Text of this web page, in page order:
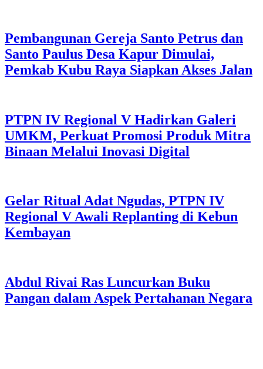
Pembangunan Gereja Santo Petrus dan
Santo Paulus Desa Kapur Dimulai,
Pemkab Kubu Raya Siapkan Akses Jalan
PTPN IV Regional V Hadirkan Galeri
UMKM, Perkuat Promosi Produk Mitra
Binaan Melalui Inovasi Digital
Gelar Ritual Adat Ngudas, PTPN IV
Regional V Awali Replanting di Kebun
Kembayan
Abdul Rivai Ras Luncurkan Buku
Pangan dalam Aspek Pertahanan Negara